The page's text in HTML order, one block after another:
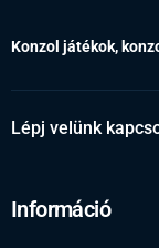
Konzol játékok,
Lépj velünk
Információ